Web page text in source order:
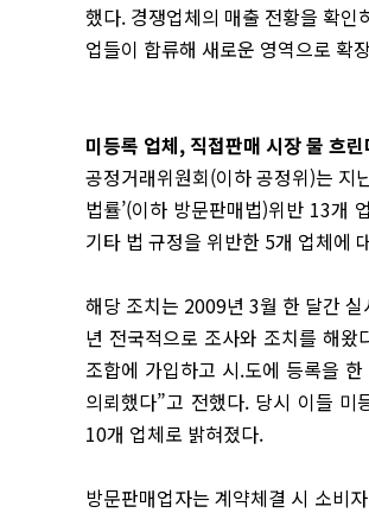
했다. 경쟁업체의 매출 전황을 확
업들이 합류해 새로운 영역으로 확
미등록 업체, 직접판매 시장 물 흐
공정거래위원회(이하 공정위)는 지
법률’(이하 방문판매법)위반 13개
기타 법 규정을 위반한 5개 업체에
해당 조치는 2009년 3월 한 달간
년 전국적으로 조사와 조치를 해
조합에 가입하고 시.도에 등록을
의뢰했다”고 전했다. 당시 이들 미
10개 업체로 밝혀졌다.
방문판매업자는 계약체결 시 소비